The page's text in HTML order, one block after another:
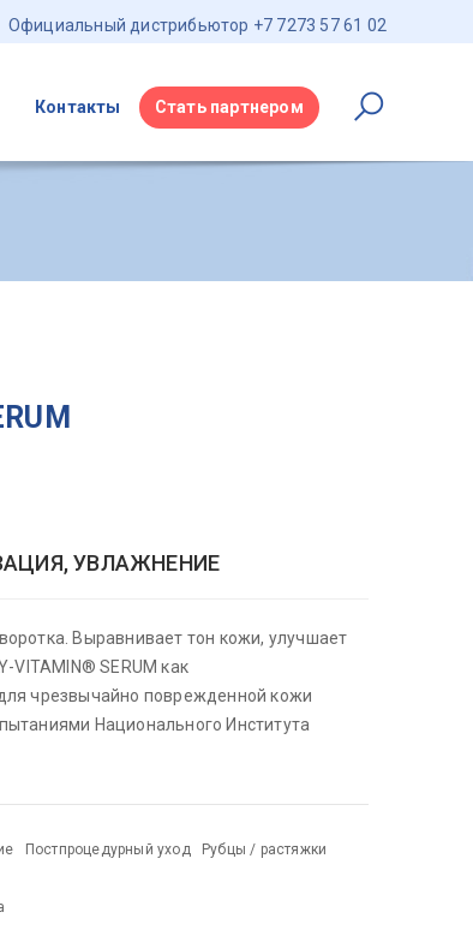
Официальный дистрибьютор +7 7273 57 61 02
Контакты Стать партнером
УВЛАЖНЕНИЕ
Выравнивает тон кожи, улучшает
VITAMIN® SERUM как
чрезвычайно поврежденной кожи
Национального Института
Постпроцедурный уход
Рубцы / растяжки